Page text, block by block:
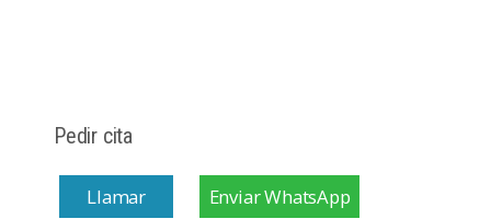
Pedir cita
Llamar Enviar WhatsApp